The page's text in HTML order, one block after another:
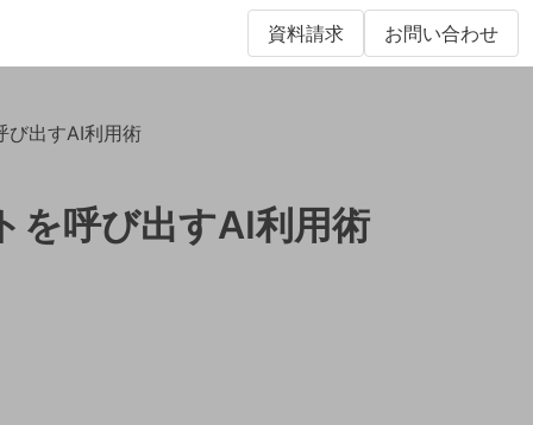
資料請求 お問い合わせ
び出すAI利用術
を呼び出すAI利用術